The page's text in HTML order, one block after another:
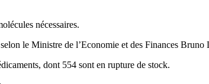
nécessaires.
le Ministre de l’Economie et des Finances Bruno
dont 554 sont en rupture de stock.